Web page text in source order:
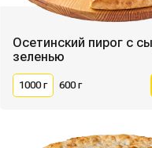
Осетинский пирог с
зеленью
1000 г 600 г